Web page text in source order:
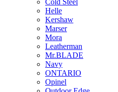
Cold Steel
Helle
Kershaw
Marser
Mora
Leatherman
Mr.BLADE
Navy
ONTARIO
Opinel